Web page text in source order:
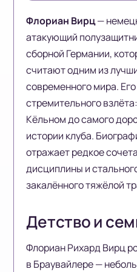
Флориан Вирц—
атакующий
сборной Германии,
считают одним из
современного мира.
стремительного
Кёльном до самого
истории клуба.
отражает редкое
дисциплины и
закалённого тяжёлой
Детство и
Флориан Рихард Вирц
в Браувайлере —